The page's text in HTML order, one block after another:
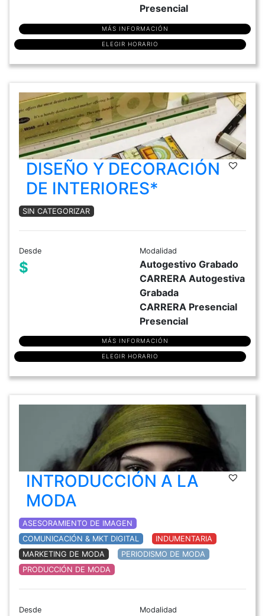
Presencial
MÁS INFORMACIÓN
ELEGIR HORARIO
DISEÑO Y DECORACIÓN
DE INTERIORES*
SIN CATEGORIZAR
Desde
$
Modalidad
Autogestivo Grabado
CARRERA Autogestiva
Grabada
CARRERA Presencial
Presencial
MÁS INFORMACIÓN
ELEGIR HORARIO
INTRODUCCIÓN A LA
MODA
ASESORAMIENTO DE IMAGEN
COMUNICACIÓN & MKT DIGITAL
INDUMENTARIA
MARKETING DE MODA
PERIODISMO DE MODA
PRODUCCIÓN DE MODA
Desde Modalidad